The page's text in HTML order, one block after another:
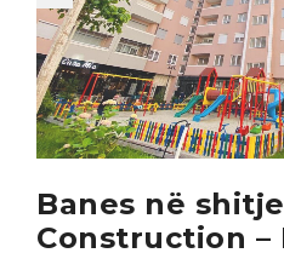
Banes në
Construction –